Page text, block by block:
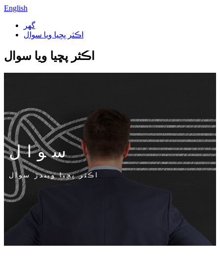
English
گھر
اڪثر پڇيا ويا سوال
اڪثر پڇيا ويا سوال
سوال
اڪثر پڇيا ويندڙ سوال